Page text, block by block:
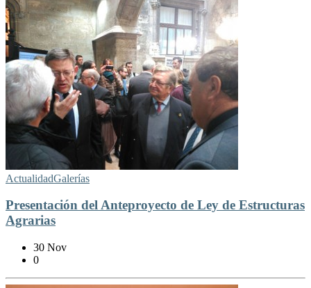
ActualidadGalerías
Presentación del Anteproyecto de Ley de Estructuras
Agrarias
30 Nov
0